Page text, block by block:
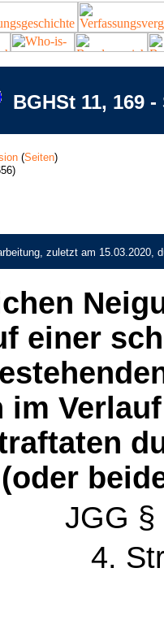
BGHSt 11, 169
(Seiten)
zuletzt am 15.03.2020,
einer
im
JGG §
4.